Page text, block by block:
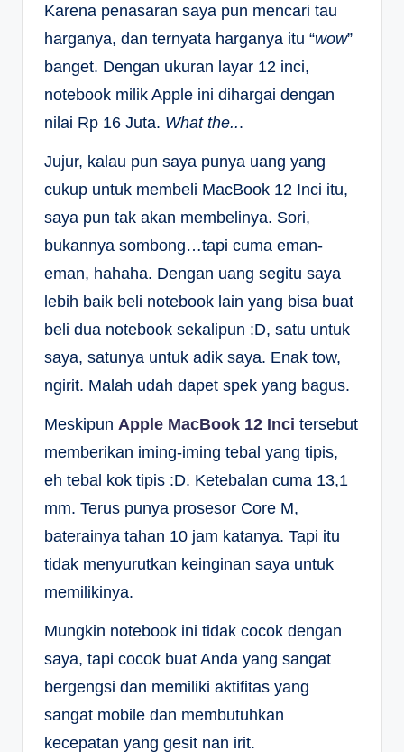
Karena penasaran saya pun mencari tau
harganya, dan ternyata harganya itu “wow”
banget. Dengan ukuran layar 12 inci,
notebook milik Apple ini dihargai dengan
nilai Rp 16 Juta. What the...
Jujur, kalau pun saya punya uang yang
cukup untuk membeli MacBook 12 Inci itu,
saya pun tak akan membelinya. Sori,
bukannya sombong…tapi cuma eman-
eman, hahaha. Dengan uang segitu saya
lebih baik beli notebook lain yang bisa buat
beli dua notebook sekalipun :D, satu untuk
saya, satunya untuk adik saya. Enak tow,
ngirit. Malah udah dapet spek yang bagus.
Meskipun Apple MacBook 12 Inci tersebut
memberikan iming-iming tebal yang tipis,
eh tebal kok tipis :D. Ketebalan cuma 13,1
mm. Terus punya prosesor Core M,
baterainya tahan 10 jam katanya. Tapi itu
tidak menyurutkan keinginan saya untuk
memilikinya.
Mungkin notebook ini tidak cocok dengan
saya, tapi cocok buat Anda yang sangat
bergengsi dan memiliki aktifitas yang
sangat mobile dan membutuhkan
kecepatan yang gesit nan irit.